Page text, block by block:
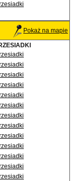
Pokaż na mapie